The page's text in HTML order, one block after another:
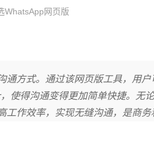
WhatsApp网页版
通方式。通过该网页版工具，用
使得沟通变得更加简单快捷。无
作效率，实现无缝沟通，是商务